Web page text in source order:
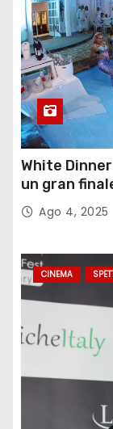
White
un gran
Ago 4, 2025
CINEMA